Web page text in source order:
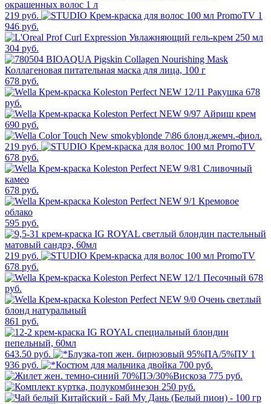
219 руб.
1
946 руб.
304 руб.
678 руб.
678
руб.
690 руб.
219 руб.
678 руб.
678 руб.
595 руб.
219 руб.
678 руб.
678
руб.
861 руб.
643.50 руб.
1
936 руб.
700 руб.
775 руб.
250 руб.